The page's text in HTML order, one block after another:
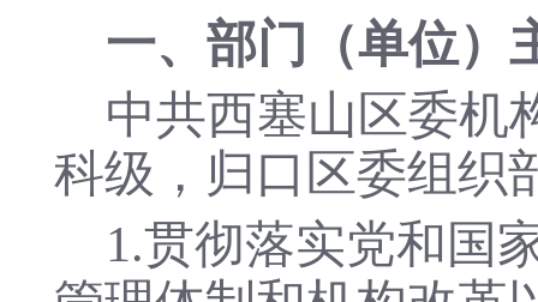
一、 部门（单位）
中共西塞山区委机
科级，归口区委组织
1.贯彻落实党和国